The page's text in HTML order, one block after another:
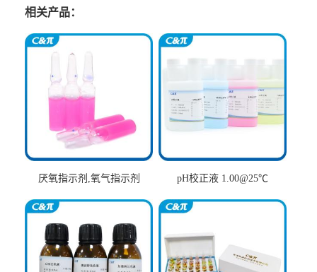
相关产品：
厌氧指示剂,氧气指示剂 pH校正液 1.00@25℃